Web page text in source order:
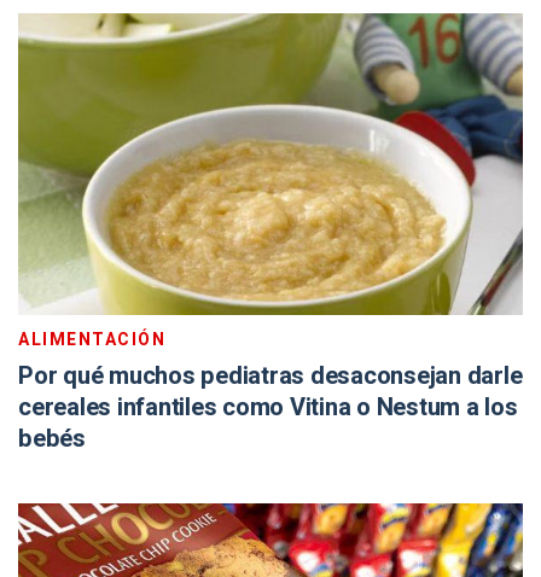
ALIMENTACIÓN
Por qué muchos pediatras desaconsejan darle
cereales infantiles como Vitina o Nestum a los
bebés